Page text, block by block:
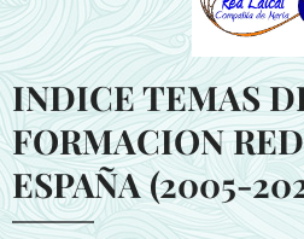
INDICE TEMAS
FORMACION
ESPAÑA (2005-